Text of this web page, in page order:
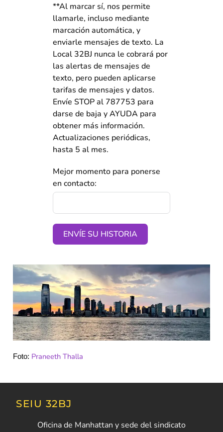
**Al marcar sí, nos permite
llamarle, incluso mediante
marcación automática, y
enviarle mensajes de texto. La
Local 32BJ nunca le cobrará por
las alertas de mensajes de
texto, pero pueden aplicarse
tarifas de mensajes y datos.
Envíe STOP al 787753 para
darse de baja y AYUDA para
obtener más información.
Actualizaciones periódicas,
hasta 5 al mes.
Mejor momento para ponerse
en contacto:
ENVÍE SU HISTORIA
Foto: Praneeth Thalla
SEIU 32BJ
Oficina de Manhattan y sede del sindicato